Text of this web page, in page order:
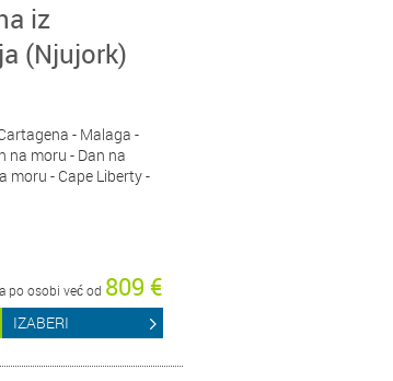
iz
(Njujork)
- Malaga -
na moru - Dan na
moru - Cape Liberty -
po osobi već od 809 €
IZABERI